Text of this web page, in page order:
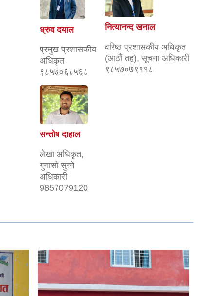
ध्रुव दयाल
प्रमुख प्रशासकीय
अधिकृत
९८५७०६८५६८
नित्यानन्द खनाल
वरिष्ठ प्रशासकीय अधिकृत
(आठौं तह), सूचना अधिकारी
९८५७०७९११८
सन्तोष दाहाल
लेखा अधिकृत,
गुनासो सुन्ने
अधिकारी
9857079120